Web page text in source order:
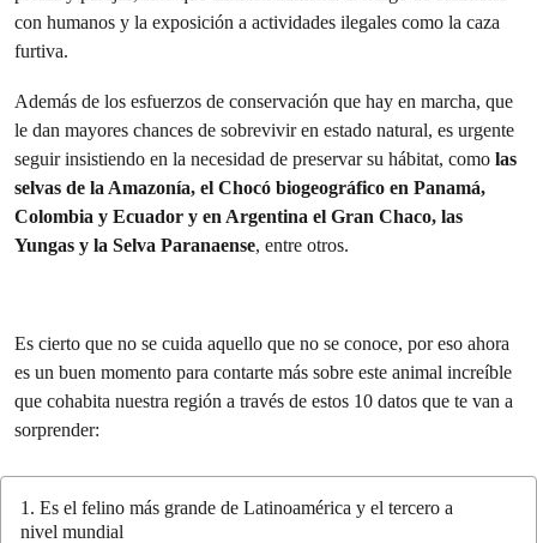
con humanos y la exposición a actividades ilegales como la caza
furtiva.
Además de los esfuerzos de conservación que hay en marcha, que
le dan mayores chances de sobrevivir en estado natural, es urgente
seguir insistiendo en la necesidad de preservar su hábitat, como las
selvas de la Amazonía, el Chocó biogeográfico en Panamá,
Colombia y Ecuador y en Argentina el Gran Chaco, las
Yungas y la Selva Paranaense, entre otros.
Es cierto que no se cuida aquello que no se conoce, por eso ahora
es un buen momento para contarte más sobre este animal increíble
que cohabita nuestra región a través de estos 10 datos que te van a
sorprender:
1. Es el felino más grande de Latinoamérica y el tercero a
nivel mundial